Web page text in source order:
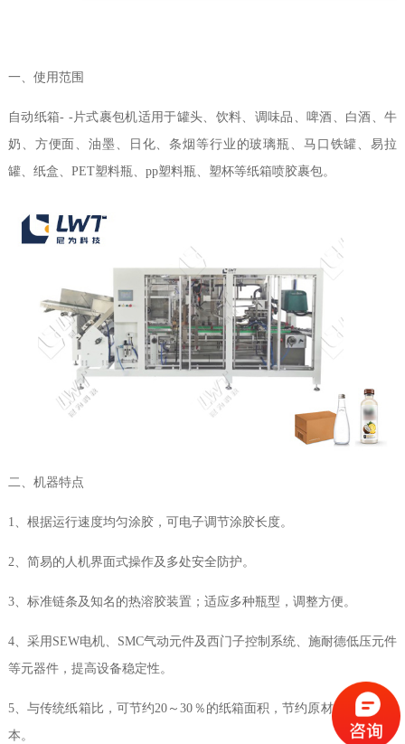
一、使用范围
自动纸箱- -片式裹包机适用于罐头、饮料、调味品、啤酒、白酒、牛
奶、方便面、油墨、日化、条烟等行业的玻璃瓶、马口铁罐、易拉
罐、纸盒、 PET塑料瓶、 pp塑料瓶、塑杯等纸箱喷胶裹包。
二、机器特点
1 、根据运行速度均匀涂胶，可电子调节涂胶长度。
2 、简易的人机界面式操作及多处安全防护。
3、标准链条及知名的热溶胶装置；适应多种瓶型，调整方便。
4、采用 SEW电机、 SMC气动元件及西门子控制系统、施耐德低压元件
等元器件，提高设备稳定性。
5、与传统纸箱比，可节约20 ～30 ％的纸箱面积，节约原材料，节约成
本。